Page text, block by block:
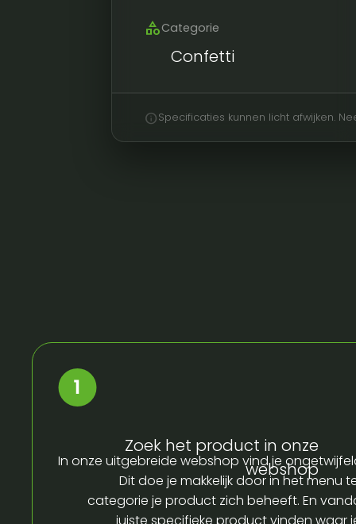
categoryCategorie
Confetti
infoSpecificaties kunnen licht afwijken.
Zoek het product in onze
webshop
In onze uitgebreide webshop vind je
Dit doe je makkelijk door in het menu
categorie je product zich beheeft. En